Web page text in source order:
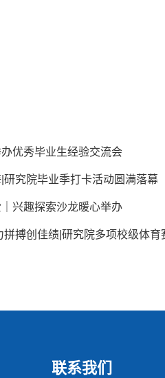
优秀毕业生经验交流会
研究院毕业季打卡活动圆满落幕
兴趣探索沙龙暖心举办
联系我们